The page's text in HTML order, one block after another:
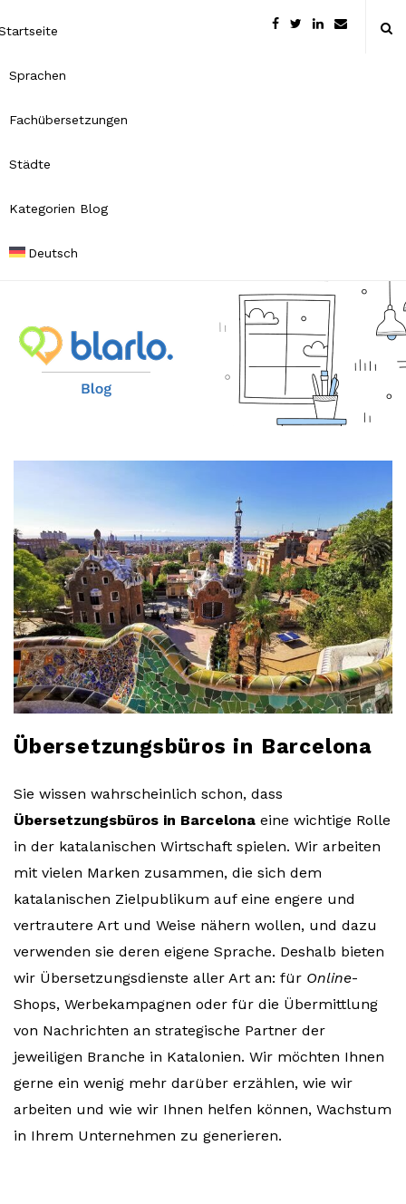
Sprachen
Fachübersetzungen
Städte
Kategorien Blog
Deutsch
B
l
o
b
l
o
g
Übersetzungsbüros in Barcelona
Sie wissen wahrscheinlich schon, dass
Übersetzungsbüros in Barcelona eine wichtige Rolle
in der katalanischen Wirtschaft spielen. Wir arbeiten
mit vielen Marken zusammen, die sich dem
katalanischen Zielpublikum auf eine engere und
vertrautere Art und Weise nähern wollen, und dazu
verwenden sie deren eigene Sprache. Deshalb bieten
wir Übersetzungsdienste aller Art an: für Online-
Shops, Werbekampagnen oder für die Übermittlung
von Nachrichten an strategische Partner der
jeweiligen Branche in Katalonien. Wir möchten Ihnen
gerne ein wenig mehr darüber erzählen, wie wir
arbeiten und wie wir Ihnen helfen können, Wachstum
in Ihrem Unternehmen zu generieren.